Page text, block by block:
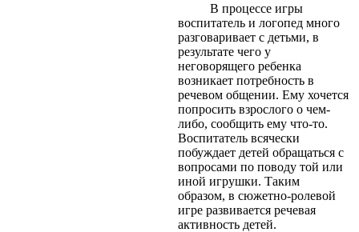
В процессе игры
воспитатель и логопед много
разговаривает с детьми, в
результате чего у
неговорящего ребенка
возникает потребность в
речевом общении. Ему хочется
попросить взрослого о чем-
либо, сообщить ему что-то.
Воспитатель всячески
побуждает детей обращаться с
вопросами по поводу той или
иной игрушки. Таким
образом, в сюжетно-ролевой
игре развивается речевая
активность детей.